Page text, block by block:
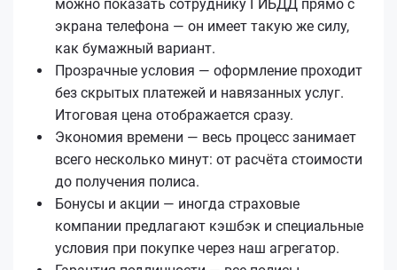
можно показать сотруднику ГИБДД прямо с
экрана телефона — он имеет такую же силу,
как бумажный вариант.
Прозрачные условия — оформление проходит
без скрытых платежей и навязанных услуг.
Итоговая цена отображается сразу.
Экономия времени — весь процесс занимает
всего несколько минут: от расчёта стоимости
до получения полиса.
Бонусы и акции — иногда страховые
компании предлагают кэшбэк и специальные
условия при покупке через наш агрегатор.